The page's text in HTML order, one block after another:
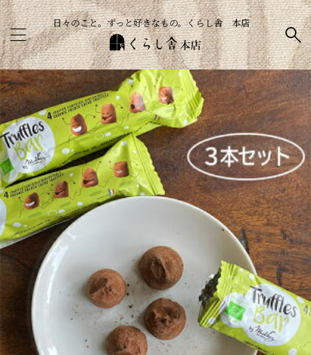
日々のこと。ずっと好きなもの。くらし舎 本店